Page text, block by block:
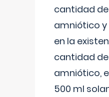
cantidad
amniótico
en la
cantidad
amniótico,
500 ml